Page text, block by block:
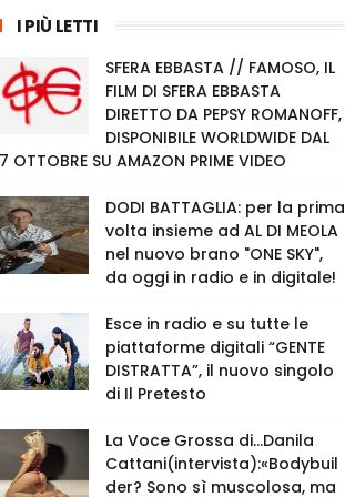
I PIÙ LETTI
SFERA EBBASTA // FAMOSO, IL
FILM DI SFERA EBBASTA
DIRETTO DA PEPSY ROMANOFF,
DISPONIBILE WORLDWIDE DAL
OTTOBRE SU AMAZON PRIME VIDEO
DODI BATTAGLIA: per la prima
volta insieme ad AL DI MEOLA
nel nuovo brano "ONE SKY",
da oggi in radio e in digitale!
Esce in radio e su tutte le
piattaforme digitali “GENTE
DISTRATTA”, il nuovo singolo
di Il Pretesto
La Voce Grossa di…Danila
Cattani(intervista):«Bodybuil
der? Sono sì muscolosa, ma